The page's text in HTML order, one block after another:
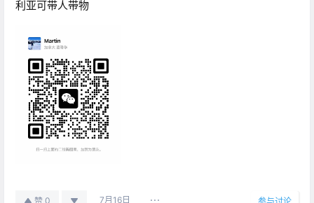
利亚可带人带物
0 7月16日